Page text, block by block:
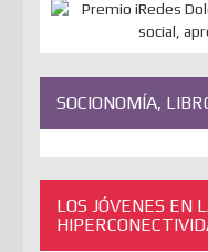
SOCIONOMÍA,
LOS JÓVENES EN